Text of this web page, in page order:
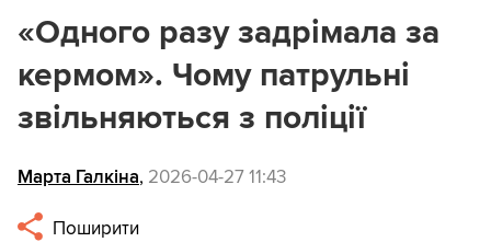
«Одного разу задрімала за
кермом». Чому патрульні
звільняються з поліції
Марта Галкіна, 2026-04-27 11:43
Поширити